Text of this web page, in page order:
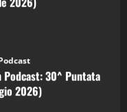
30^ Puntata
2026)